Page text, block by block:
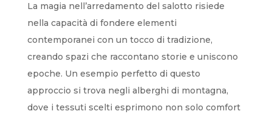
La magia nell’arredamento del salotto risiede
nella capacità di fondere elementi
contemporanei con un tocco di tradizione,
creando spazi che raccontano storie e uniscono
epoche. Un esempio perfetto di questo
approccio si trova negli alberghi di montagna,
dove i tessuti scelti esprimono non solo comfort